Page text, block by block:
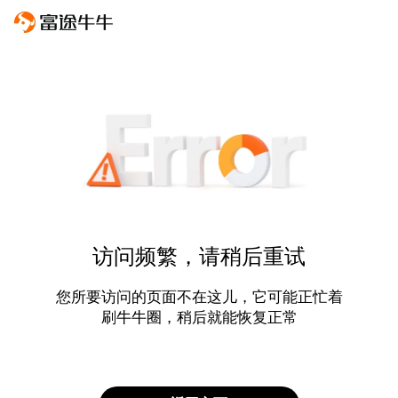
访问频繁，请稍后重试
您所要访问的页面不在这儿，它可能正忙着
刷牛牛圈，稍后就能恢复正常